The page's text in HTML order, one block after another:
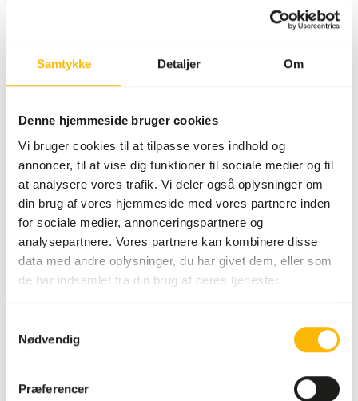
Samtykke Detaljer Om
Denne hjemmeside bruger cookies
Vi bruger cookies til at tilpasse vores indhold og
annoncer, til at vise dig funktioner til sociale medier og til
at analysere vores trafik. Vi deler også oplysninger om
din brug af vores hjemmeside med vores partnere inden
for sociale medier, annonceringspartnere og
analysepartnere. Vores partnere kan kombinere disse
data med andre oplysninger, du har givet dem, eller som
de har indsamlet fra din brug af deres tjenester.
Nødvendig
Præferencer
Om dette produkt
Røde Myggelarver
Salgsenhed
10 x 500 g plade
Detaljer
Frozen Fish food
Ernæringsråd
Dette er råt dyrefoder. Brug venligst hygiejniske